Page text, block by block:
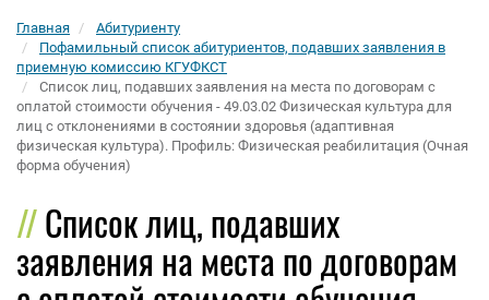
Главная
Абитуриенту
Пофамильный список абитуриентов, подавших заявления в
приемную комиссию КГУФКСТ
Список лиц, подавших заявления на места по договорам с
оплатой стоимости обучения - 49.03.02 Физическая культура для
лиц с отклонениями в состоянии здоровья (адаптивная
физическая культура). Профиль: Физическая реабилитация (Очная
форма обучения)
Список лиц, подавших
заявления на места по договорам